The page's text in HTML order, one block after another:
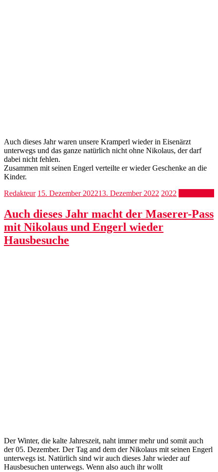
Auch dieses Jahr waren unsere Kramperl wieder in Eisenärzt
unterwegs und das ganze natürlich nicht ohne Nikolaus, der darf
dabei nicht fehlen.
Zusammen mit seinen Engerl verteilte er wieder Geschenke an die
Kinder.
Redakteur 15. Dezember 202213. Dezember 2022 2022
Auch dieses Jahr macht der Maserer-Pass
mit Nikolaus und Engerl wieder
Hausbesuche
Der Winter, die kalte Jahreszeit, naht immer mehr und somit auch
der 05. Dezember. Der Tag and dem der Nikolaus mit seinen Engerl
unterwegs ist. Natürlich sind wir auch dieses Jahr wieder auf
Hausbesuchen unterwegs. Wenn also auch ihr wollt